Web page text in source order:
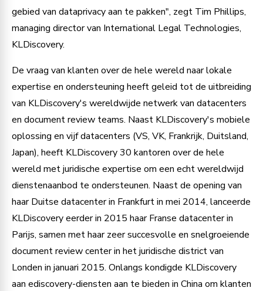
gebied van dataprivacy aan te pakken", zegt Tim Phillips,
managing director van International Legal Technologies,
KLDiscovery.
De vraag van klanten over de hele wereld naar lokale
expertise en ondersteuning heeft geleid tot de uitbreiding
van KLDiscovery's wereldwijde netwerk van datacenters
en document review teams. Naast KLDiscovery's mobiele
oplossing en vijf datacenters (VS, VK, Frankrijk, Duitsland,
Japan), heeft KLDiscovery 30 kantoren over de hele
wereld met juridische expertise om een echt wereldwijd
dienstenaanbod te ondersteunen. Naast de opening van
haar Duitse datacenter in Frankfurt in mei 2014, lanceerde
KLDiscovery eerder in 2015 haar Franse datacenter in
Parijs, samen met haar zeer succesvolle en snelgroeiende
document review center in het juridische district van
Londen in januari 2015. Onlangs kondigde KLDiscovery
aan ediscovery-diensten aan te bieden in China om klanten